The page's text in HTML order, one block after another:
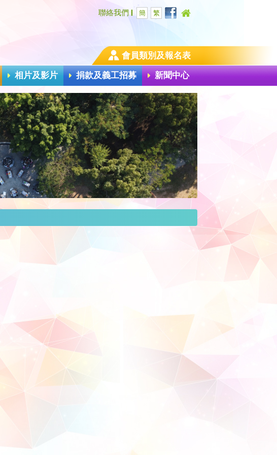
聯絡我們 簡 繁
會員類別及報名表
相片及影片 捐款及義工招募 新聞中心